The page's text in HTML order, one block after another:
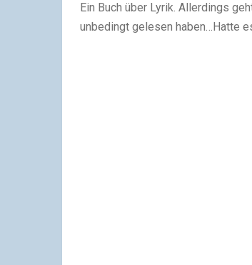
Ein Buch über Lyrik. Allerdings
unbedingt gelesen haben…Hatte